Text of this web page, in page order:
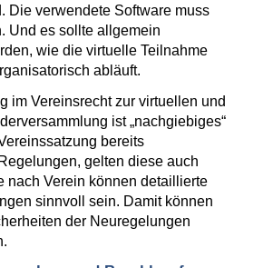
Die verwendete Software muss
Und es sollte allgemein
wie die virtuelle Teilnahme
abläuft.
im Vereinsrecht zur virtuellen und
ist „nachgiebiges“
bereits
gelten diese auch
nach Verein können detaillierte
sinnvoll sein. Damit können
der Neuregelungen